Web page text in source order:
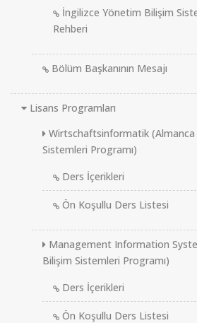
İngilizce Yönetim Bilişim
Rehberi
Bölüm Başkanının Mesajı
Lisans Programları
Wirtschaftsinformatik
Sistemleri Programı)
Ders İçerikleri
Ön Koşullu Ders Listesi
Management Information
Bilişim Sistemleri Programı)
Ders İçerikleri
Ön Koşullu Ders Listesi